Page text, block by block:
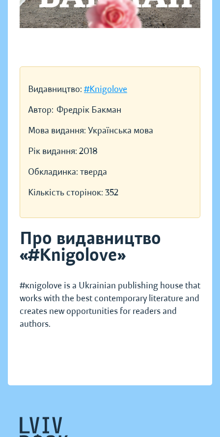
Видавництво: #Knigolove
Автор: Фредрік Бакман
Мова видання: Українська мова
Рік видання: 2018
Обкладинка: тверда
Кількість сторінок: 352
Про видавництво
«#Knigolove»
#кnigolove is a Ukrainian publishing house that
works with the best contemporary literature and
creates new opportunities for readers and
authors.